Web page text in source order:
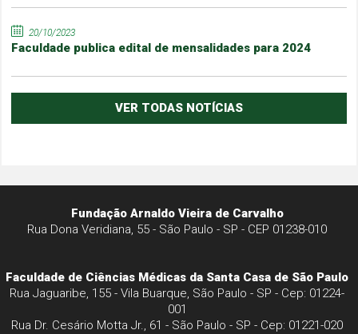
20/10/2023
Faculdade publica edital de mensalidades para 2024
VER TODAS NOTÍCIAS
Fundação Arnaldo Vieira de Carvalho
Rua Dona Veridiana, 55 - São Paulo - SP - CEP 01238-010
Faculdade de Ciências Médicas da Santa Casa de São Paulo
Rua Jaguaribe, 155 - Vila Buarque, São Paulo - SP - Cep: 01224-
001
Rua Dr. Cesário Motta Jr., 61 - São Paulo - SP - Cep: 01221-020